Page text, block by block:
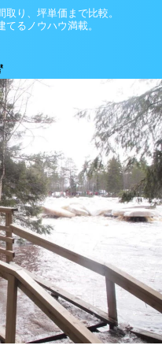
り、坪単価まで比較。
るノウハウ満載。